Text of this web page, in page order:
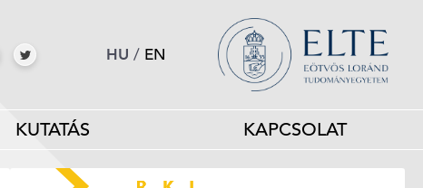
HU / EN
KUTATÁS KAPCSOLAT